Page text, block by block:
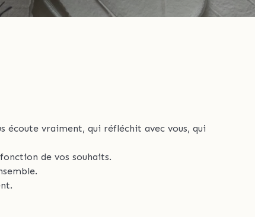
écoute vraiment, qui réfléchit avec vous, qui
de vos souhaits.